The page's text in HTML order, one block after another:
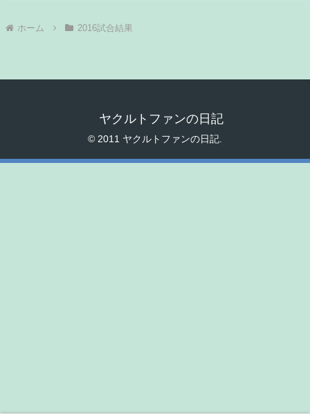
ホーム 2016試合結果
ヤクルトファンの日記
© 2011 ヤクルトファンの日記.